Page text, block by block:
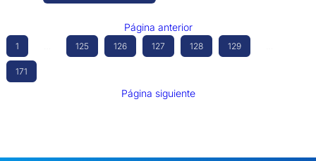
Página anterior
1 125 126 127 128 129
171
Página siguiente